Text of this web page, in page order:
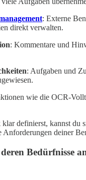
: Externe
direkt verwalten.
: Kommentare und
: Aufgaben und
wie die OCR-
definierst, kannst du
Anforderungen deiner
Bedürfnisse